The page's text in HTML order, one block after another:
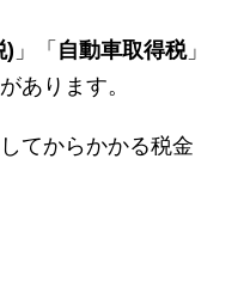
) 」「 自動車取得税」
あります。
てからかかる税金